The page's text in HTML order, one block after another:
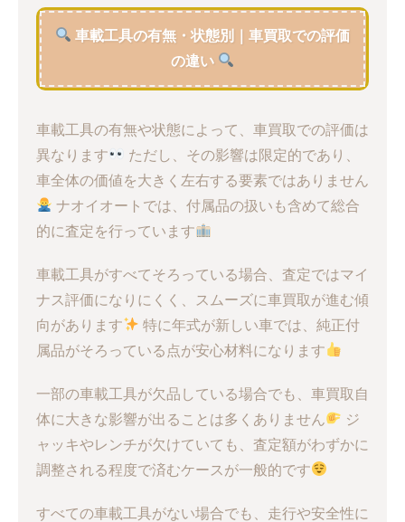
車載工具の有無・状態別｜車買取での評価
の違い
車載工具の有無や状態によって、車買取での評価は
異なります
ただし、その影響は限定的であり、
車全体の価値を大きく左右する要素ではありません
ナオイオートでは、付属品の扱いも含めて総合
的に査定を行っています
車載工具がすべてそろっている場合、査定ではマイ
ナス評価になりにくく、スムーズに車買取が進む傾
向があります
特に年式が新しい車では、純正付
属品がそろっている点が安心材料になります
一部の車載工具が欠品している場合でも、車買取自
体に大きな影響が出ることは多くありません
ジ
ャッキやレンチが欠けていても、査定額がわずかに
調整される程度で済むケースが一般的です
すべての車載工具がない場合でも、走行や安全性に